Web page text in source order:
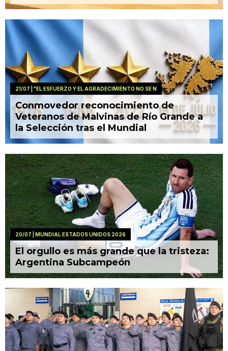
21/07 | "EL ESFUERZO Y EL AGRADECIMIENTO NO SE N
Conmovedor reconocimiento de
Veteranos de Malvinas de Río Grande a
la Selección tras el Mundial
20/07 | MUNDIAL ESTADOS UNIDOS 2026
El orgullo es más grande que la tristeza:
Argentina Subcampeón